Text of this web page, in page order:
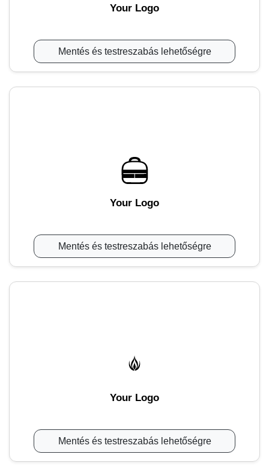
Your Logo
Mentés és testreszabás lehetőségre
Your Logo
Mentés és testreszabás lehetőségre
Your Logo
Mentés és testreszabás lehetőségre